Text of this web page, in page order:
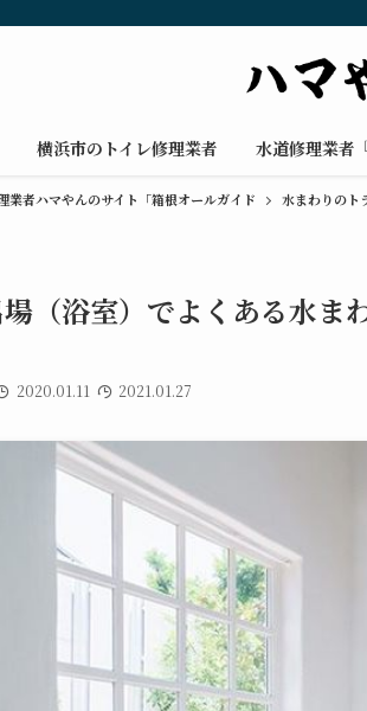
横浜市のトイレ修理業者 水道修理業者
業者ハマやんのサイト「箱根オールガイド 水まわりのト
（浴室）でよくある水ま
2020.01.11 2021.01.27